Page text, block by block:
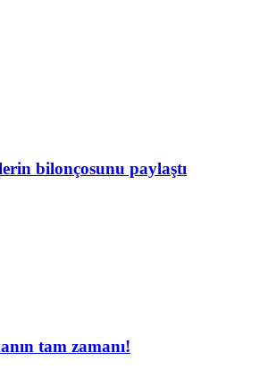
bilonçosunu paylaştı
tam zamanı!